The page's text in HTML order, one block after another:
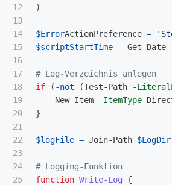
12
13
14
15
16
17
18
19
20
21
22
23
24
25
)
$ErrorActionPreference =
$scriptStartTime = Get-Date
# Log-Verzeichnis anlegen
if
( -not (Test-Path -
New-Item
-ItemType
}
$logFile = Join-Path $LogDir
# Logging-Funktion
function Write-Log
{